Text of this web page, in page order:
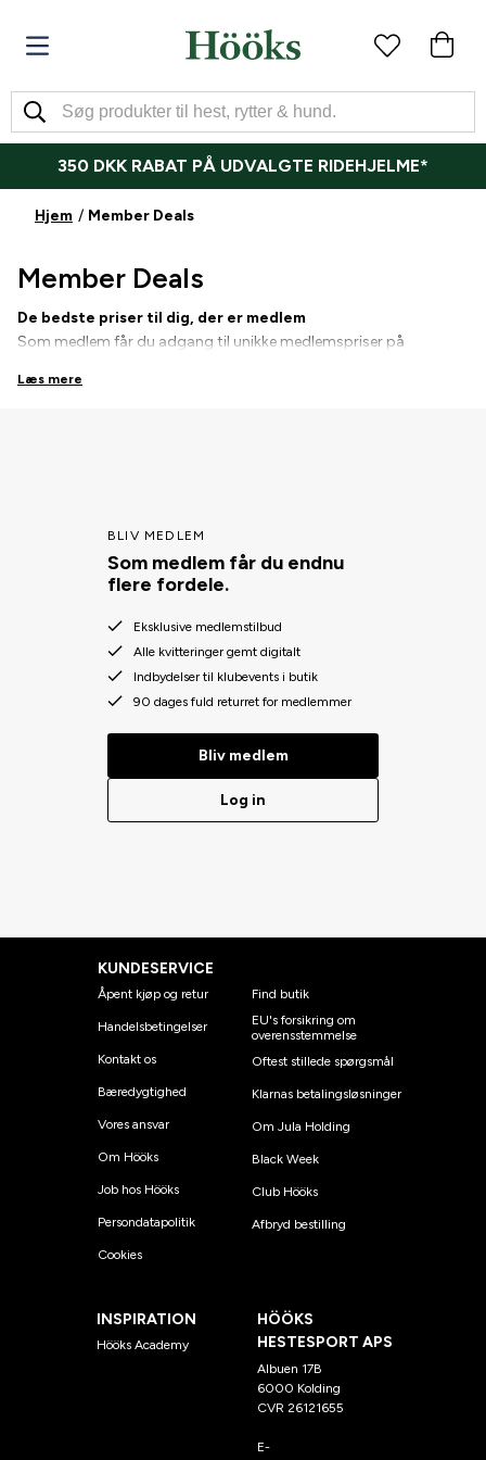
350 DKK RABAT PÅ UDVALGTE RIDEHJELME*
Hjem Member Deals
Member Deals
De bedste priser til dig, der er medlem
Som medlem får du adgang til unikke medlemspriser på
bedste priser – tilbuddene opdateres løbende! Er du ikke medlem
Læs mere
BLIV MEDLEM
Som medlem får du endnu
flere fordele.
Eksklusive medlemstilbud
Alle kvitteringer gemt digitalt
Indbydelser til klubevents i butik
90 dages fuld returret for medlemmer
Bliv medlem
Log in
KUNDESERVICE
Åpent kjøp og retur
Handelsbetingelser
Kontakt os
Bæredygtighed
Vores ansvar
Om Hööks
Job hos Hööks
Persondatapolitik
Cookies
Find butik
EU's forsikring om
overensstemmelse
Oftest stillede spørgsmål
Klarnas betalingsløsninger
Om Jula Holding
Black Week
Club Hööks
Afbryd bestilling
INSPIRATION
Hööks Academy
HÖÖKS
HESTESPORT APS
Albuen 17B
6000 Kolding
CVR 26121655
E-